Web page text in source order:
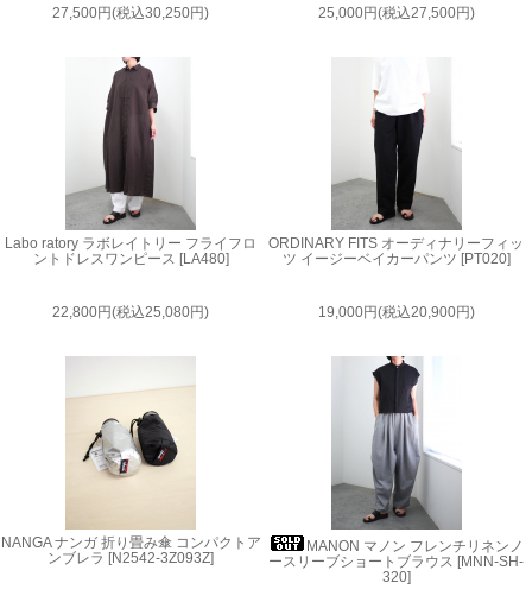
27,500円(税込30,250円)
25,000円(税込27,500円)
Labo ratory ラボレイトリー フライフロ
ントドレスワンピース [LA480]
22,800円(税込25,080円)
ORDINARY FITS オーディナリーフィッ
ツ イージーベイカーパンツ [PT020]
19,000円(税込20,900円)
NANGA ナンガ 折り畳み傘 コンパクトア
ンブレラ [N2542-3Z093Z]
MANON マノン フレンチリネンノ
ースリーブショートブラウス [MNN-SH-
320]